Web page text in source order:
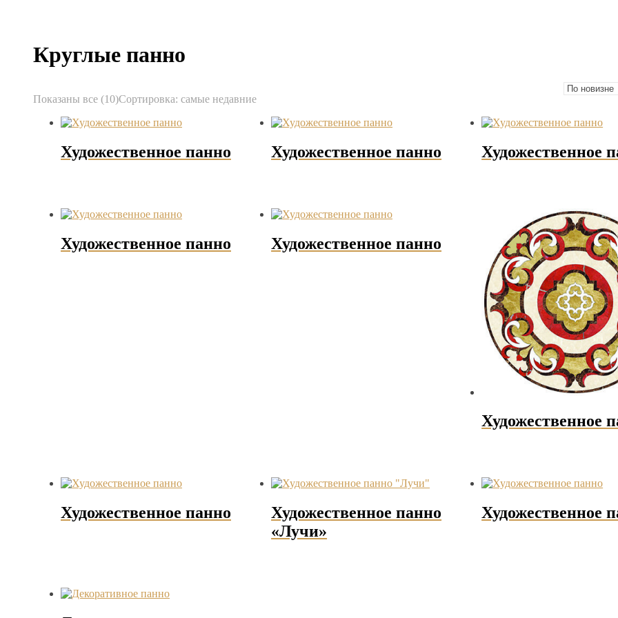
Круглые панно
Показаны все (10)Сортировка: самые недавние
Художественное панно Художественное панно Художественное
Художественное панно Художественное панно
Художественное
Художественное панно
Художественное панно
«Лучи»
Художественное